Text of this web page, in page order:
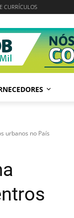
CURRÍCULOS
urbanos no País